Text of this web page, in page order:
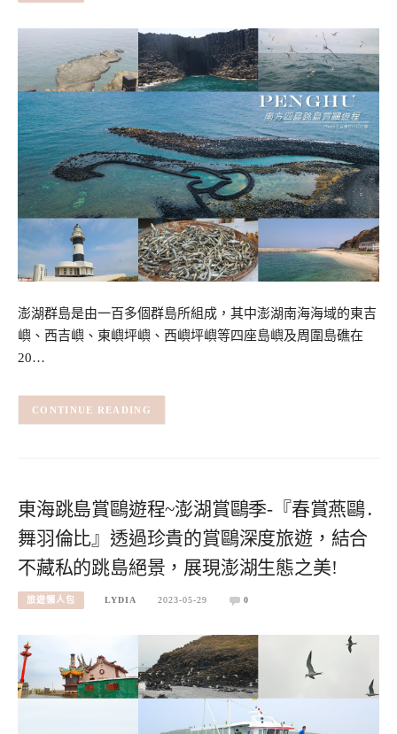
澎湖群島是由一百多個群島所組成，其中澎湖南海海域的東吉
嶼、西吉嶼、東嶼坪嶼、西嶼坪嶼等四座島嶼及周圍島礁在
20…
CONTINUE READING
東海跳島賞鷗遊程~澎湖賞鷗季-『春賞燕鷗․
舞羽倫比』透過珍貴的賞鷗深度旅遊，結合
不藏私的跳島絕景，展現澎湖生態之美!
旅遊懶人包 LYDIA 2023-05-29 0